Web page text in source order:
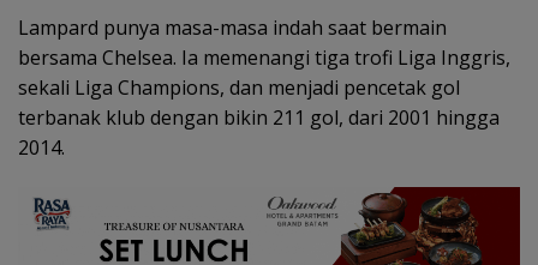
Lampard punya masa-masa indah saat bermain
bersama Chelsea. Ia memenangi tiga trofi Liga Inggris,
sekali Liga Champions, dan menjadi pencetak gol
terbanak klub dengan bikin 211 gol, dari 2001 hingga
2014.